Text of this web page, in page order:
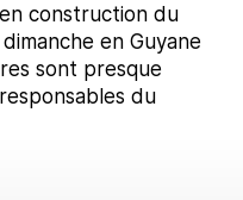
construction du
en Guyane
sont presque
du